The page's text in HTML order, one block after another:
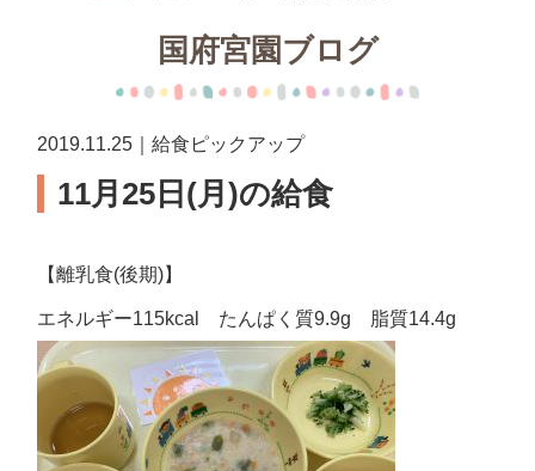
国府宮園ブログ
2019.11.25｜給食ピックアップ
11月25日(月)の給食
【離乳食(後期)】
エネルギー115kcal たんぱく質9.9g 脂質14.4g